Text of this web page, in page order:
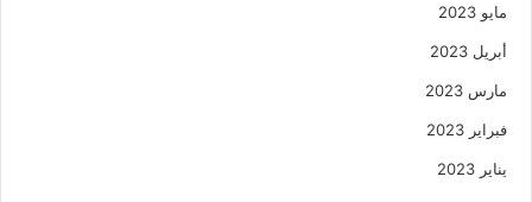
مايو 2023
أبريل 2023
مارس 2023
فبراير 2023
يناير 2023